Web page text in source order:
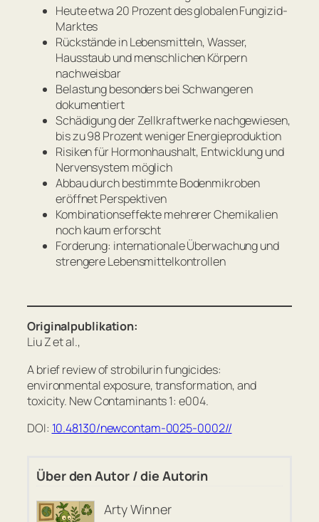
Heute etwa 20 Prozent des globalen Fungizid-
Marktes
Rückstände in Lebensmitteln, Wasser,
Hausstaub und menschlichen Körpern
nachweisbar
Belastung besonders bei Schwangeren
dokumentiert
Schädigung der Zellkraftwerke nachgewiesen,
bis zu 98 Prozent weniger Energieproduktion
Risiken für Hormonhaushalt, Entwicklung und
Nervensystem möglich
Abbau durch bestimmte Bodenmikroben
eröffnet Perspektiven
Kombinationseffekte mehrerer Chemikalien
noch kaum erforscht
Forderung: internationale Überwachung und
strengere Lebensmittelkontrollen
Originalpublikation:
Liu Z et al.,
A brief review of strobilurin fungicides:
environmental exposure, transformation, and
toxicity. New Contaminants 1: e004.
DOI: 10.48130/newcontam-0025-0002//
Über den Autor / die Autorin
Arty Winner